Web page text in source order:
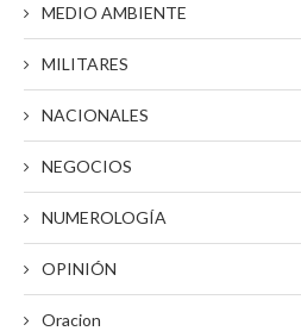
MEDIO AMBIENTE
MILITARES
NACIONALES
NEGOCIOS
NUMEROLOGÍA
OPINIÓN
Oracion